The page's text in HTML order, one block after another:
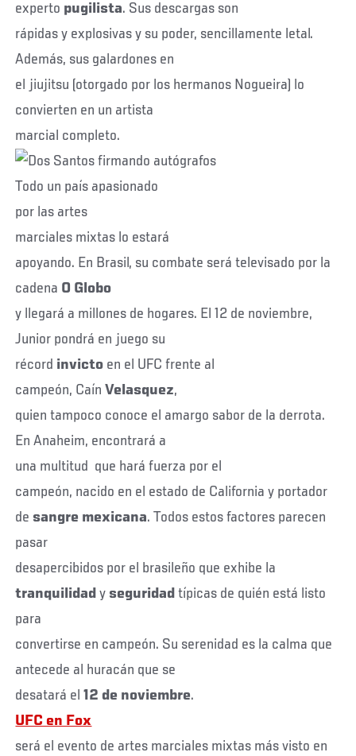
experto pugilista. Sus descargas son
rápidas y explosivas y su poder, sencillamente letal.
Además, sus galardones en
el jiujitsu (otorgado por los hermanos Nogueira) lo
convierten en un artista
marcial completo.
Todo un país apasionado
por las artes
marciales mixtas lo estará
apoyando. En Brasil, su combate será televisado por la
cadena O Globo
y llegará a millones de hogares. El 12 de noviembre,
Junior pondrá en juego su
récord invicto en el UFC frente al
campeón, CaínVelasquez,
quien tampoco conoce el amargo sabor de la derrota.
En Anaheim, encontrará a
una multitud que hará fuerza por el
campeón, nacido en el estado de California y portador
de sangre mexicana. Todos estos factores parecen
pasar
desapercibidos por el brasileño que exhibe la
tranquilidad y seguridad típicas de quién está listo
para
convertirse en campeón. Su serenidad es la calma que
antecede al huracán que se
desatará el12 de noviembre.
UFC en Fox
será el evento de artes marciales mixtas más visto en